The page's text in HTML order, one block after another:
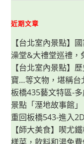
炸
雞/
炸
物
風
味
口
感
不
輸
丸
龜
製
麵
CP
近期文章
【台北室內景點】
澡堂&大禮堂巡禮，
【台北室內景點】
寶…等文物，堪稱台
板橋435藝文特區-
景點「溼地故事館」
重回板橋543-進入
【師大美食】喫尤